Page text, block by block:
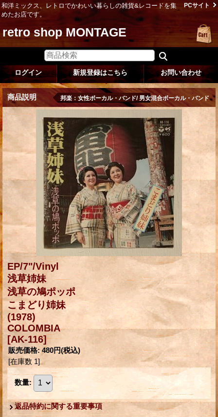
和洋ミックス、レトロでかわいい暮らしの雑貨&レコードを集
めたお店です。
PCサイト
retro shop MONTAGE
ログイン 新規登録はこちら お問い合わせ
商品説明 邦楽：女性ボーカル・バンド/ 男女混合ボーカル・バンド
EP/7"/Vinyl
浅草姉妹
浅草の鳩ポッポ
こまどり姉妹
(1978)
COLOMBIA
[AK-116]
販売価格: 480円(税込)
[在庫数 1]
数量:
返品特約に関する重要事項